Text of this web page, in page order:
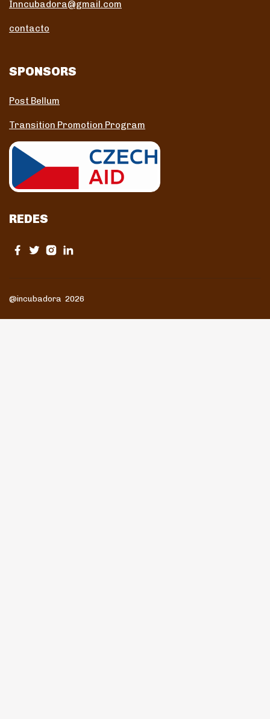
Inncubadora@gmail.com
contacto
SPONSORS
Post Bellum
Transition Promotion Program
REDES
@incubadora 2026